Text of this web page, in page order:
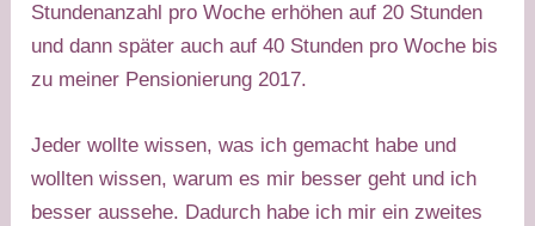
Stundenanzahl pro Woche erhöhen auf 20 Stunden
und dann später auch auf 40 Stunden pro Woche bis
zu meiner Pensionierung 2017.
​Jeder wollte wissen, was ich gemacht habe und
wollten wissen, warum es mir besser geht und ich
besser aussehe. Dadurch habe ich mir ein zweites